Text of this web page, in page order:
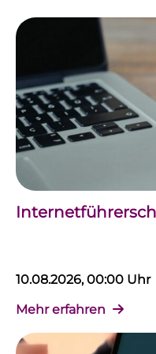
10.08.2026, 00:00 Uhr
Mehr erfahren